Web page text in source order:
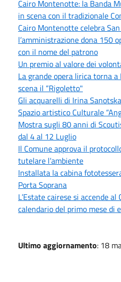
Cairo Montenotte: la Banda
in scena con il tradizionale
Cairo Montenotte celebra
l’amministrazione dona 150
con il nome del patrono
Un premio al valore dei
La grande opera lirica torna
scena il “Rigoletto"
Gli acquarelli di Irina
Spazio artistico Culturale
Mostra sugli 80 anni di
dal 4 al 12 Luglio
Il Comune approva il
tutelare l’ambiente
Installata la cabina
Porta Soprana
L’Estate cairese si accende
calendario del primo mese di
Ultimo aggiornamento: 18